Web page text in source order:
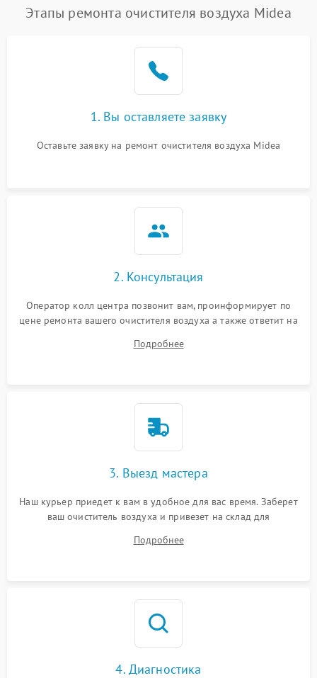
Этапы ремонта очистителя воздуха Midea
1. Вы оставляете заявку
Оставьте заявку на ремонт очистителя воздуха Midea
2. Консультация
Оператор колл центра позвонит вам, проинформирует по
цене ремонта вашего очистителя воздуха а также ответит на
Подробнее
3. Выезд мастера
Наш курьер приедет к вам в удобное для вас время. Заберет
ваш очиститель воздуха и привезет на склад для
Подробнее
4. Диагностика